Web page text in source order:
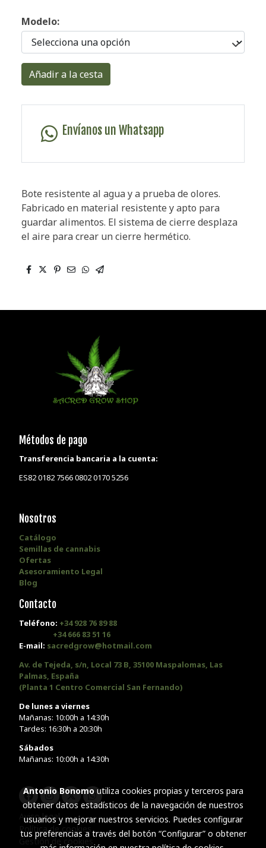
Modelo:
Añadir a la cesta
Envíanos un Whatsapp
Bote resistente al agua y a prueba de olores.
Fabricado en material resistente y apto para
guardar alimentos. El sistema de cierre desplaza
el aire para crear un cierre hermético.
Métodos de pago
Transferencia bancaria a la cuenta:
ES82 0182 7566 0802 0170 5256
Nosotros
Catálogo
Semillas de cannabis
Ofertas
Asesoramiento Legal
Blog
Contacto
Teléfono: +34 928 76 89 88
+34 666 83 51 16
E-mail: sacredgrow@hotmail.com
Av. de Tejeda, s/n, Local 73 B, 35100 Maspalomas, Las
Palmas, España
(Planta 1 Centro Comercial San Fernando)
De lunes a viernes
Mañanas: 10:00h a 14:30h
Tardes: 16:30h a 20:30h
Sábados
Mañanas: 10:00h a 14:30h
Aviso legal
Política de cookies
Gestión de cookies
Antonio Bonomoutiliza cookies propias y terceros para
obtener datos estadísticos de la navegación de nuestros
usuarios y mejorar nuestros servicios. Puedes configurar
tus preferencias a través del botón “Configurar” o obtener